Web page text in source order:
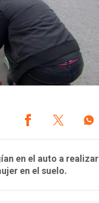
en el auto a realizar
en el suelo.